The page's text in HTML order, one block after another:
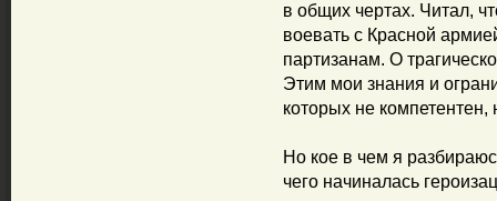
в общих чертах. Читал,
воевать с Красной
партизанам. О
Этим мои знания и
которых не компетентен,
Но кое в чем я
чего начиналась